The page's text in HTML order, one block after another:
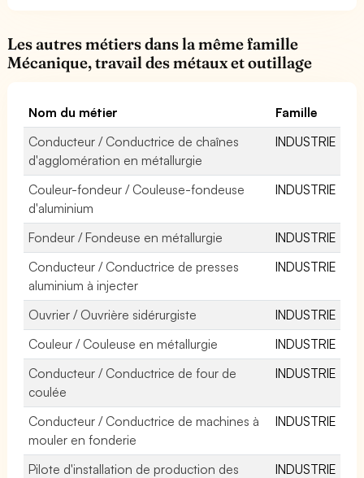
Les autres métiers dans la même famille
Mécanique, travail des métaux et outillage
Nom du métier
Famille
Conducteur / Conductrice de chaînes
d'agglomération en métallurgie
INDUSTRIE
Couleur-fondeur / Couleuse-fondeuse
d'aluminium
INDUSTRIE
Fondeur / Fondeuse en métallurgie
INDUSTRIE
Conducteur / Conductrice de presses
aluminium à injecter
INDUSTRIE
Ouvrier / Ouvrière sidérurgiste
INDUSTRIE
Couleur / Couleuse en métallurgie
INDUSTRIE
Conducteur / Conductrice de four de
coulée
INDUSTRIE
Conducteur / Conductrice de machines à
mouler en fonderie
INDUSTRIE
Pilote d'installation de production des
INDUSTRIE